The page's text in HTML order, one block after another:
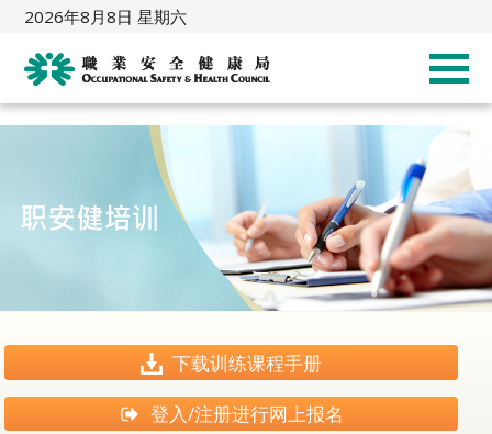
2026年8月8日 星期六
下载训练课程手册
登入/注册进行网上报名